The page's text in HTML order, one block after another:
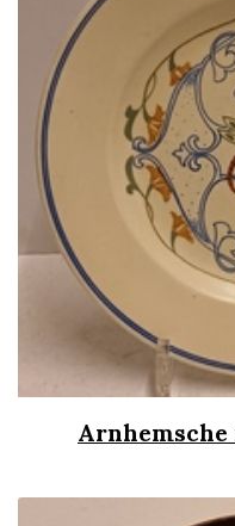
Arnhemsche